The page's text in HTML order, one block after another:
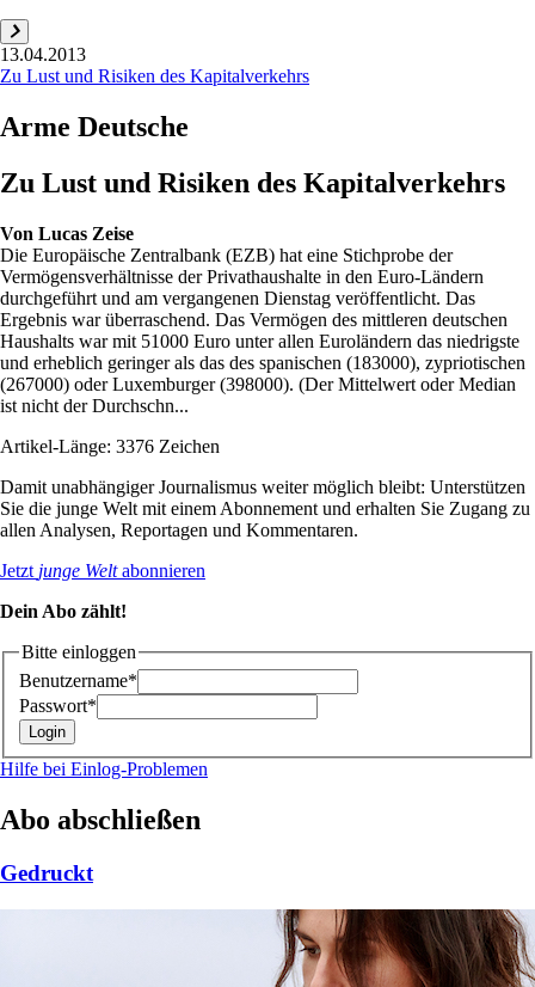
13.04.2013
Zu Lust und Risiken des Kapitalverkehrs
Arme Deutsche
Zu Lust und Risiken des Kapitalverkehrs
Von Lucas Zeise
Die Europäische Zentralbank (EZB) hat eine Stichprobe der
Vermögensverhältnisse der Privathaushalte in den Euro-Ländern
durchgeführt und am vergangenen Dienstag veröffentlicht. Das
Ergebnis war überraschend. Das Vermögen des mittleren deutschen
Haushalts war mit 51000 Euro unter allen Euroländern das niedrigste
und erheblich geringer als das des spanischen (183000), zypriotischen
(267000) oder Luxemburger (398000). (Der Mittelwert oder Median
ist nicht der Durchschn...
Artikel-Länge: 3376 Zeichen
Damit unabhängiger Journalismus weiter möglich bleibt: Unterstützen
Sie die junge Welt mit einem Abonnement und erhalten Sie Zugang zu
allen Analysen, Reportagen und Kommentaren.
Jetzt junge Weltabonnieren
Dein Abo zählt!
Bitte einloggen
Benutzername*
Passwort*
Hilfe bei Einlog-Problemen
Abo abschließen
Gedruckt